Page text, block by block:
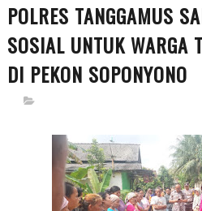
POLRES TANGGAMUS
SOSIAL UNTUK WARGA
DI PEKON SOPONYONO